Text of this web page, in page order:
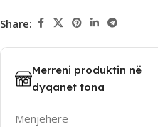
Share:
Merreni produktin në
dyqanet tona
Menjëherë